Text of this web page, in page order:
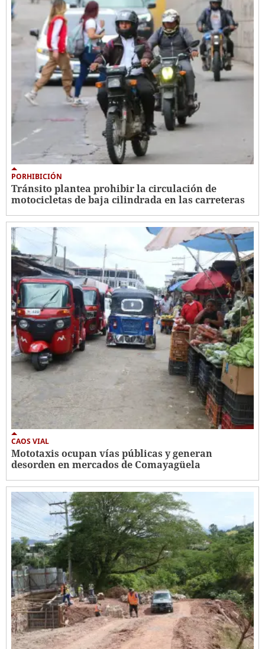
PORHIBICIÓN
Tránsito plantea prohibir la circulación de
motocicletas de baja cilindrada en las carreteras
CAOS VIAL
Mototaxis ocupan vías públicas y generan
desorden en mercados de Comayagüela